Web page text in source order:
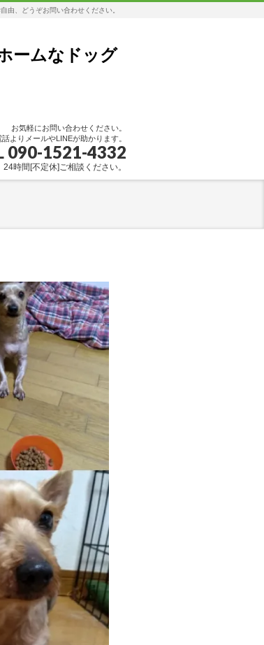
由、どうぞお問い合わせください。
ームなドッグ
お気軽にお問い合わせください。
話よりメールやLINEが助かります。
090-1521-4332
24時間[不定休]ご相談ください。